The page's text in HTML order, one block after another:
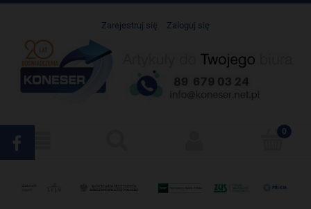
Zarejestruj się Zaloguj się